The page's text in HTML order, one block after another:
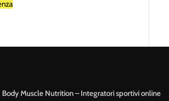
Body Muscle Nutrition – Integratori sportivi online